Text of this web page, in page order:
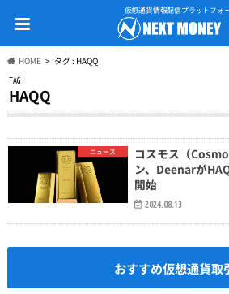
仮想通貨情報配信プラットフォ
HOME タグ : HAQQ
TAG
HAQQ
ニュース
コスモス（
ン、Deenarが
開始
2024.08.13
おすすめ仮想通貨取